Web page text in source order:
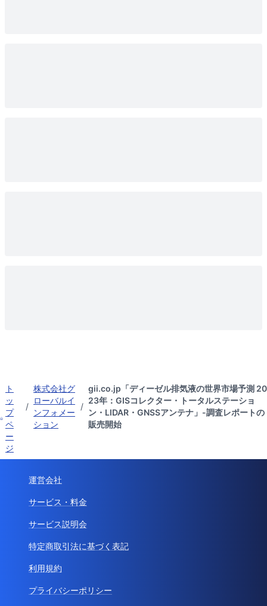
ト
ッ
プ
ペ
ー
ジ
/
株式会社グ
ローバルイ
ンフォメー
ション
/
gii.co.jp「ディーゼル排気液の世界市場予測 20
23年：GISコレクター・トータルステーショ
ン・LIDAR・GNSSアンテナ」-調査レポートの
販売開始
運営会社
サービス・料金
サービス説明会
特定商取引法に基づく表記
利用規約
プライバシーポリシー